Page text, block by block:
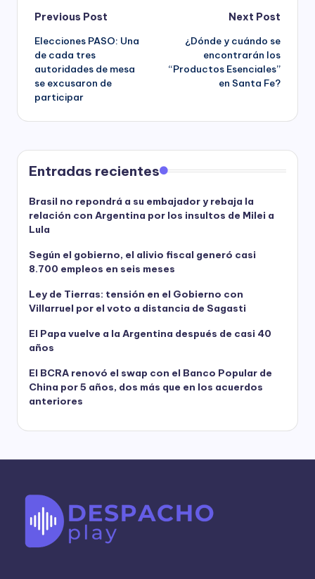
Post
navigation
Previous Post
Elecciones PASO: Una
de cada tres
autoridades de mesa
se excusaron de
participar
Next Post
¿Dónde y cuándo se
encontrarán los
“Productos Esenciales”
en Santa Fe?
Entradas recientes
Brasil no repondrá a su embajador y rebaja la
relación con Argentina por los insultos de Milei a
Lula
Según el gobierno, el alivio fiscal generó casi
8.700 empleos en seis meses
Ley de Tierras: tensión en el Gobierno con
Villarruel por el voto a distancia de Sagasti
El Papa vuelve a la Argentina después de casi 40
años
El BCRA renovó el swap con el Banco Popular de
China por 5 años, dos más que en los acuerdos
anteriores